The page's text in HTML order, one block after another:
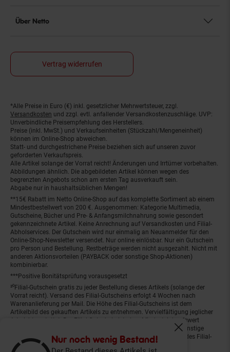
Nur noch wenig Bestand!
Fenster
Über Netto
Vertrag widerrufen
Fußnoten
*Alle Preise in Euro (€) inkl. gesetzlicher Mehrwertsteuer, zzgl.
Versandkosten und zzgl. evtl. anfallender Versandkostenzuschläge. UVP:
Unverbindliche Preisempfehlung des Herstellers.
Preise (inkl. MwSt.) und Verkaufseinheiten (Stückzahl/Mengeneinheit)
können im Online-Shop abweichen.
Statt- und durchgestrichene Preise beziehen sich auf unseren zuvor
geforderten Verkaufspreis.
Alle Artikel solange der Vorrat reicht! Änderungen und Irrtümer vorbehalten.
Abbildungen ähnlich. Die abgebildeten Artikel können wegen des
begrenzten Angebots schon am ersten Tag ausverkauft sein.
Abgabe nur in haushaltsüblichen Mengen!
**15€ Rabatt im Netto Online-Shop auf das komplette Sortiment ab einem
Mindestbestellwert von 200 €. Ausgenommen: Kategorie Multimedia,
Gutscheine, Bücher und Pre- & Anfangsmilchnahrung sowie gesondert
gekennzeichnete Artikel. Keine Anrechnung auf Versandkosten und Filial-
Abholservices. Der Gutschein wird nur einmalig an Neuanmelder für den
Online-Shop-Newsletter versendet. Nur online einlösbar. Nur ein Gutschein
pro Person und Bestellung. Restbeträge werden nicht ausgezahlt. Nicht mit
anderen Aktionsvorteilen (PAYBACK oder sonstige Shop-Aktionen)
kombinierbar.
***Positive Bonitätsprüfung vorausgesetzt
²⁰Filial-Gutschein gratis zu jeder Bestellung dieses Artikels (solange der
Vorrat reicht). Versand des Filial-Gutscheins erfolgt 4 Wochen nach
Warenanlieferung per Mail. Die Höhe des Filial-Gutscheins ist dem
Artikelbild des gekauften Artikels zu entnehmen. Vervielfältigung jeglicher
Art nicht gestattet. Der Filial-Gutschein ist ohne Mindesteinkaufswert
einlösbar. Nicht mit anderen Aktionsvorteilen (PAYBACK oder sonstige
Shop-Aktionen) kombinierbar. Der jeweilige Gültigkeitszeitraum des Filial-
Gutscheins ist darauf vermerkt.